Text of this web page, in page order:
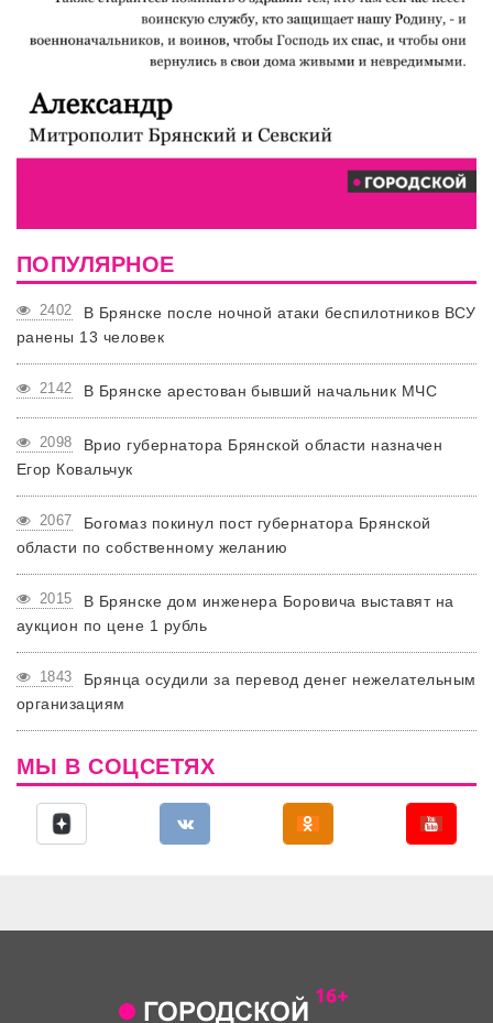
ПОПУЛЯРНОЕ
2402
В Брянске после ночной атаки беспилотников ВСУ
ранены 13 человек
2142 В Брянске арестован бывший начальник МЧС
2098
Врио губернатора Брянской области назначен
Егор Ковальчук
2067
Богомаз покинул пост губернатора Брянской
области по собственному желанию
2015
В Брянске дом инженера Боровича выставят на
аукцион по цене 1 рубль
1843
Брянца осудили за перевод денег нежелательным
организациям
МЫ В СОЦСЕТЯХ